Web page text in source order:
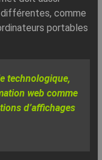
comme
portables
technologique,
web comme
d’affichages